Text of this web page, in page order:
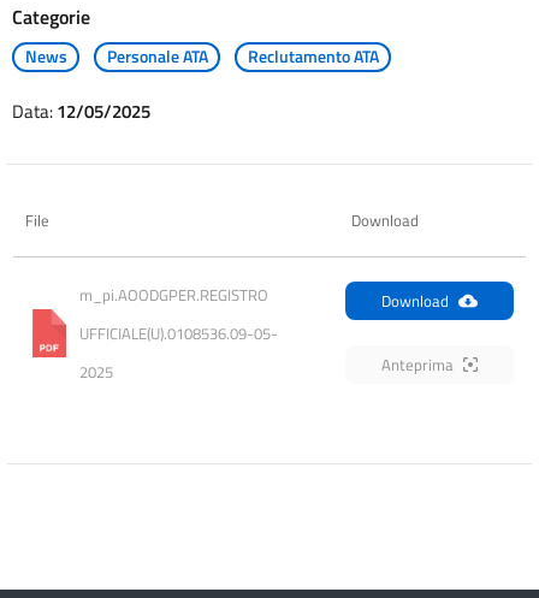
Categorie
News Personale ATA Reclutamento ATA
Data:12/05/2025
File Download
m_pi.AOODGPER.REGISTRO
UFFICIALE(U).0108536.09-05-
2025
Download
Anteprima